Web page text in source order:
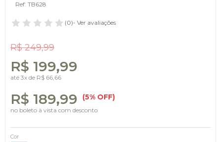
Ref: TB628
(0)- Ver avaliações
R$ 249,99
R$ 199,99
até 3x de R$ 66,66
R$ 189,99 (5% OFF)
no boleto à vista com desconto
Cor